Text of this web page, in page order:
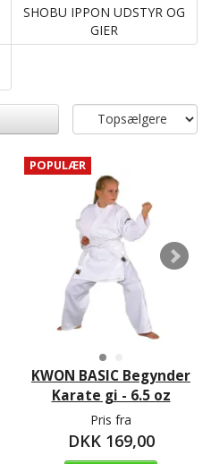
SHOBU IPPON UDSTYR OG
GIER
POPULÆR
KWON BASIC Begynder
Karate gi - 6.5 oz
Pris fra
DKK 169,00